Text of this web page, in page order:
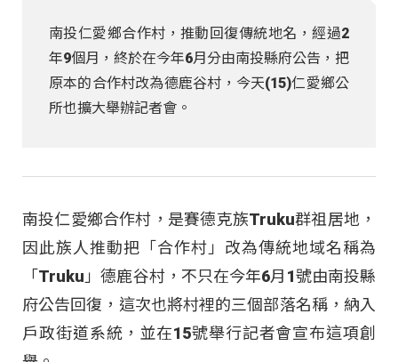
南投仁愛鄉合作村，推動回復傳統地名，經過2
年9個月，終於在今年6月分由南投縣府公告，把
原本的合作村改為德鹿谷村，今天(15)仁愛鄉公
所也擴大舉辦記者會。
南投仁愛鄉合作村，是賽德克族Truku群祖居地，
因此族人推動把「合作村」改為傳統地域名稱為
「Truku」德鹿谷村，不只在今年6月1號由南投縣
府公告回復，這次也將村裡的三個部落名稱，納入
戶政街道系統，並在15號舉行記者會宣布這項創